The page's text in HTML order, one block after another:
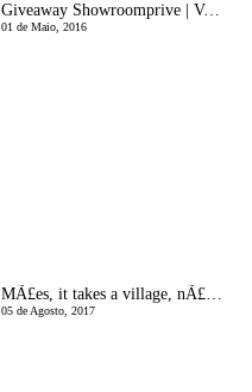
Giveaway Showroomprive | Vencedoras
01 de Maio, 2016
MÃ£es, it takes a village, nÃ£o somos feitas de ferro!
05 de Agosto, 2017